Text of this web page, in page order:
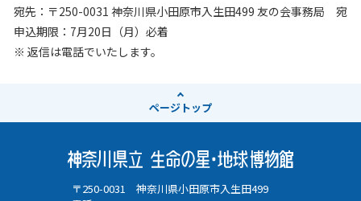
宛先：〒250-0031 神奈川県小田原市入生田499 友の会事務局 宛
申込期限：7月20日（月）必着
※ 返信は電話でいたします。
ページトップ
〒250-0031 神奈川県小田原市入生田499